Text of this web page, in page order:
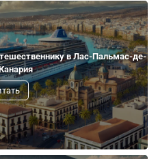
в Лас-Пальмас-де-